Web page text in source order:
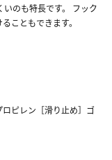
のも特長です。 フック
こともできます。
ロピレン［滑り止め］ゴ